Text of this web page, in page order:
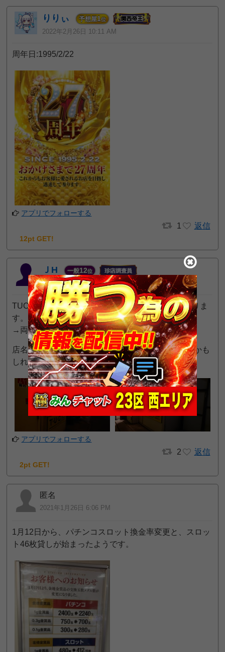
りりぃ 予想屋1位
2022年2月26日 10:11 AM
周年日:1995/2/22
アプリでフォローする
1 返信
12pt GET!
ＪH 一般12位
2021年2月12日 9:09 PM
TUCショップ(景品交換所)(仮)八重洲店の画像となりま
す。
→両サイドから撮影
店名が(仮)となっているので、そのうちに移転するかも
しれないです。
アプリでフォローする
2 返信
2pt GET!
匿名
2021年1月26日 6:06 PM
1月12日から、パチンコスロット換金率変更と、スロッ
ト46枚貸しが始まったようです。